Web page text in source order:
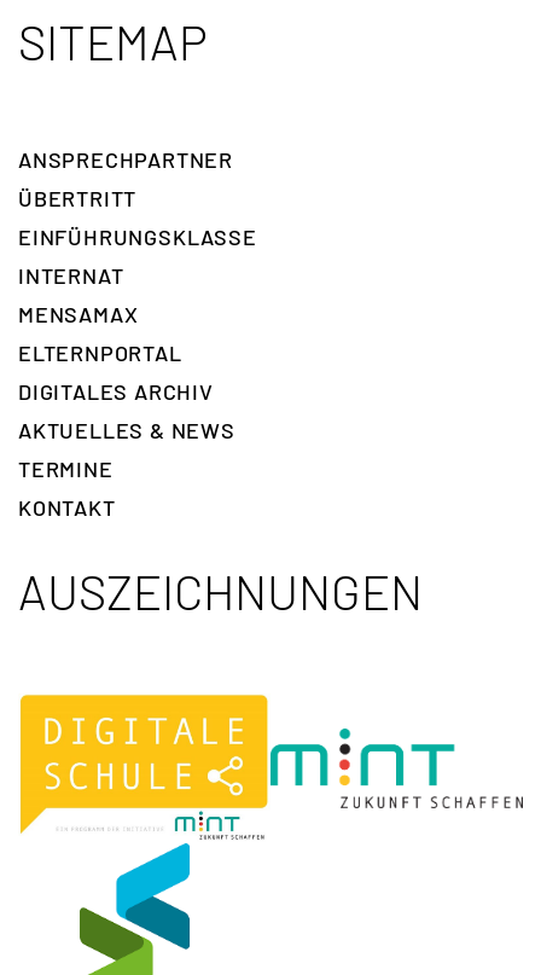
SITEMAP
ANSPRECH­PARTNER
ÜBERTRITT
EINFÜHRUNGSKLASSE
INTERNAT
MENSAMAX
ELTERNPORTAL
DIGITALES ARCHIV
AKTUELLES & NEWS
TERMINE
KONTAKT
AUSZEICHNUNGEN